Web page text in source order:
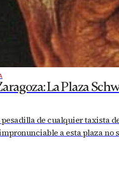
La Plaza
de cualquier taxista
a esta plaza